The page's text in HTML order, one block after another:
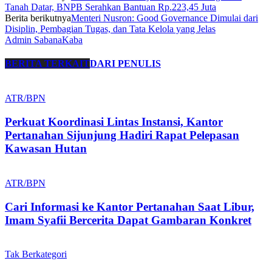
Tanah Datar, BNPB Serahkan Bantuan Rp.223,45 Juta
Berita berikutnyaMenteri Nusron: Good Governance Dimulai dari
Disiplin, Pembagian Tugas, dan Tata Kelola yang Jelas
Admin SabanaKaba
BERITA TERKAITDARI PENULIS
ATR/BPN
Perkuat Koordinasi Lintas Instansi, Kantor
Pertanahan Sijunjung Hadiri Rapat Pelepasan
Kawasan Hutan
ATR/BPN
Cari Informasi ke Kantor Pertanahan Saat Libur,
Imam Syafii Bercerita Dapat Gambaran Konkret
Tak Berkategori